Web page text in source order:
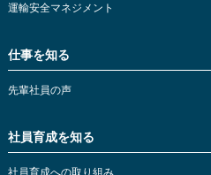
運輸安全マネジメント
仕事を知る
先輩社員の声
社員育成を知る
社員育成への取り組み